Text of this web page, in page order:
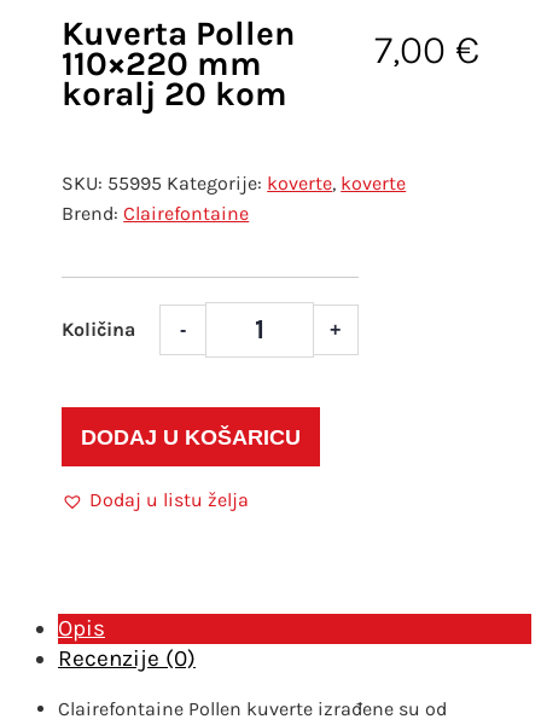
Kuverta Pollen
110×220 mm
koralj 20 kom
7,00 €
SKU: 55995 Kategorije: koverte, koverte
Clairefontaine
- +
DODAJ U KOŠARICU
Dodaj u listu želja
Opis
Recenzije (0)
Clairefontaine Pollen kuverte izrađene su od